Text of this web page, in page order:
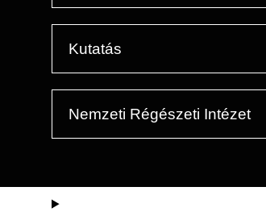
Kutatás
Nemzeti Régészeti Intézet